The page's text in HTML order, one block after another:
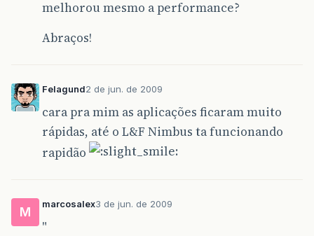
melhorou mesmo a performance?
Abraços!
Felagund2 de jun. de 2009
cara pra mim as aplicações ficaram muito
rápidas, até o L&F Nimbus ta funcionando
rapidão
M
marcosalex3 de jun. de 2009
"